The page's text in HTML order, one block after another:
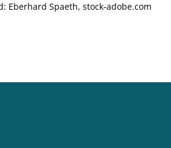
Eberhard Spaeth, stock-adobe.com